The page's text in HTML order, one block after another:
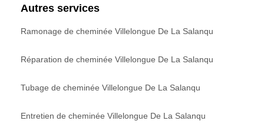
Autres services
Ramonage de cheminée Villelongue De La Salanqu
Réparation de cheminée Villelongue De La Salanqu
Tubage de cheminée Villelongue De La Salanqu
Entretien de cheminée Villelongue De La Salanqu